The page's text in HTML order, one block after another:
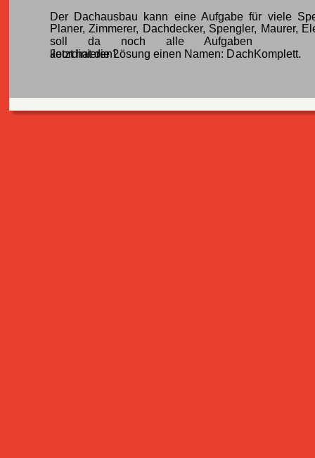
Der Dachausbau kann eine Aufgabe für viele
Planer, Zimmerer, Dachdecker, Spengler, Maurer,
soll da noch alle Aufgaben
koordinieren?
Jetzt hat die Lösung einen Namen: DachKomplett.